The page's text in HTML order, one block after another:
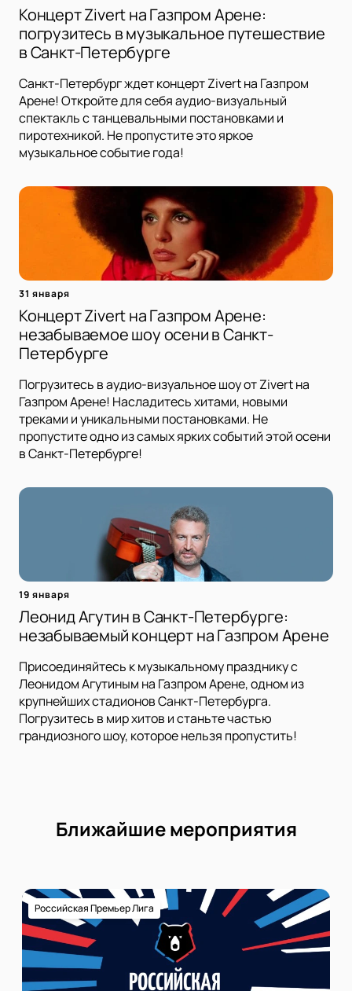
Концерт Zivert на Газпром Арене:
погрузитесь в музыкальное путешествие
в Санкт-Петербурге
Санкт-Петербург ждет концерт Zivert на Газпром
Арене! Откройте для себя аудио-визуальный
спектакль с танцевальными постановками и
пиротехникой. Не пропустите это яркое
музыкальное событие года!
31 января
Концерт Zivert на Газпром Арене:
незабываемое шоу осени в Санкт-
Петербурге
Погрузитесь в аудио-визуальное шоу от Zivert на
Газпром Арене! Насладитесь хитами, новыми
треками и уникальными постановками. Не
пропустите одно из самых ярких событий этой осени
в Санкт-Петербурге!
19 января
Леонид Агутин в Санкт-Петербурге:
незабываемый концерт на Газпром Арене
Присоединяйтесь к музыкальному празднику с
Леонидом Агутиным на Газпром Арене, одном из
крупнейших стадионов Санкт-Петербурга.
Погрузитесь в мир хитов и станьте частью
грандиозного шоу, которое нельзя пропустить!
Ближайшие мероприятия
Российская Премьер Лига